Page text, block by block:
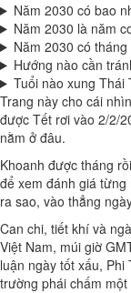
Năm 2030 có bao
Năm 2030 là năm
Năm 2030 có
Hướng nào cần
Tuổi nào xung Thái
Trang này cho cái
được Tết rơi vào 2/2/
nằm ở đâu.
Khoanh được tháng
để xem đánh giá
ra sao, vào thẳng
Can chi, tiết khí và
Việt Nam, múi giờ
luận ngày tốt xấu,
trường phái chấm